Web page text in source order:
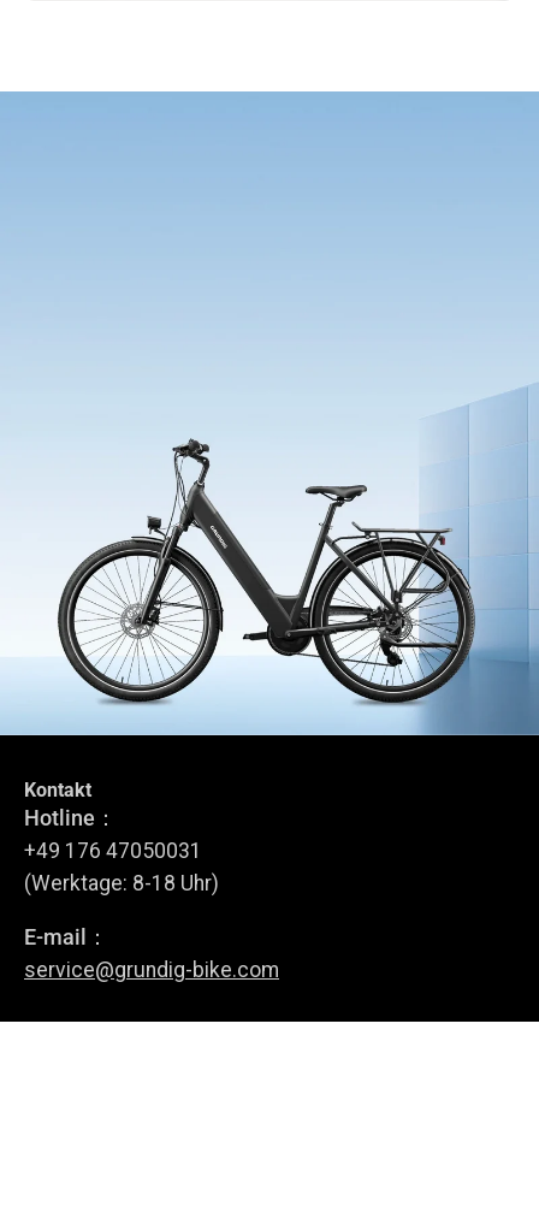
Tritt dem GRUNDIG Circle bei
Melde dich für unseren Newsletter an.
Kontakt
Hotline：
+49 176 47050031
(Werktage: 8-18 Uhr)
E-mail：
service@grundig-bike.com